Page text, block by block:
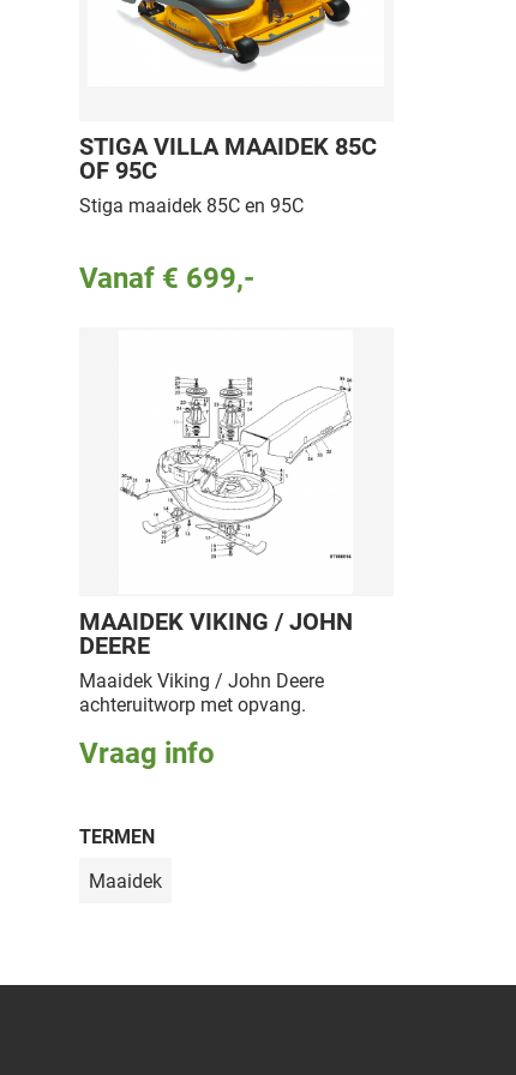
STIGA VILLA MAAIDEK 85C
OF 95C
Stiga maaidek 85C en 95C
Vanaf € 699,-
MAAIDEK VIKING / JOHN
DEERE
Maaidek Viking / John Deere
achteruitworp met opvang.
Vraag info
TERMEN
Maaidek